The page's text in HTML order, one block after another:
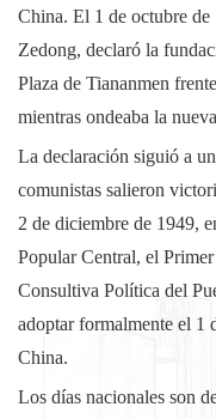
China. El 1 de octubre
Zedong, declaró la
Plaza de Tiananmen
mientras ondeaba la
La declaración siguió a
comunistas salieron
2 de diciembre de 1949,
Popular Central, el
Consultiva Política del
adoptar formalmente el 1
China.
Los días nacionales son